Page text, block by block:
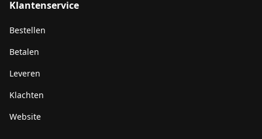
Klantenservice
Bestellen
Betalen
Leveren
Klachten
Website